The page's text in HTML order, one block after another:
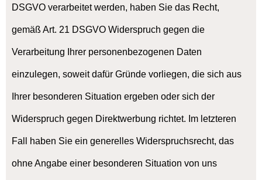
DSGVO verarbeitet werden, haben Sie das Recht,
gemäß Art. 21 DSGVO Widerspruch gegen die
Verarbeitung Ihrer personenbezogenen Daten
einzulegen, soweit dafür Gründe vorliegen, die sich aus
Ihrer besonderen Situation ergeben oder sich der
Widerspruch gegen Direktwerbung richtet. Im letzteren
Fall haben Sie ein generelles Widerspruchsrecht, das
ohne Angabe einer besonderen Situation von uns